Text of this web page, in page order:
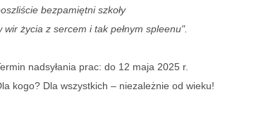
bezpamiętni szkoły
wir życia z sercem i tak pełnym spleenu".
nadsyłania prac: do 12 maja 2025 r.
kogo? Dla wszystkich – niezależnie od wieku!